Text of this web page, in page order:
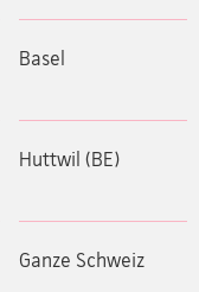
Basel
Huttwil (BE)
Ganze Schweiz